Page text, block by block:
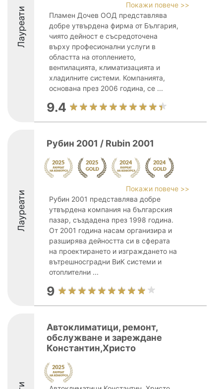
Лауреати
Покажи повече >>
Пламен Дочев ООД представлява
добре утвърдена фирма от България,
чиято дейност е съсредоточена
върху професионални услуги в
областта на отоплението,
вентилацията, климатизацията и
хладилните системи. Компанията,
основана през 2006 година, се ...
9.4
Лауреати
Рубин 2001 / Rubin 2001
Покажи повече >>
Рубин 2001 представлява добре
утвърдена компания на българския
пазар, създадена през 1998 година.
От 2001 година насам организира и
разширява дейността си в сферата
на проектирането и изграждането на
вътрешносградни ВиК системи и
отоплителни ...
9
Автоклиматици, ремонт,
обслужване и зареждане
Константин,Христо